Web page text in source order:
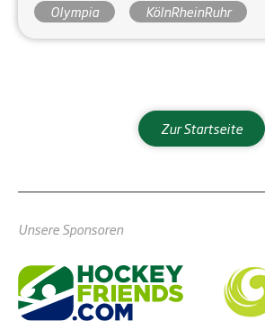
begeistert.
Olympia
KölnRheinRuhr
Zur Startseite
Unsere Sponsoren